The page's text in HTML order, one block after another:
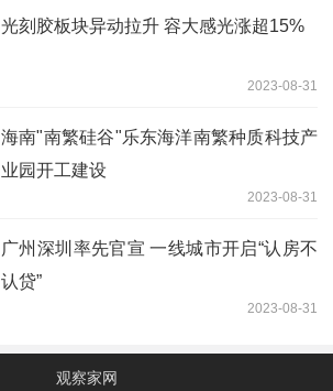
光刻胶板块异动拉升 容大感光涨超15%
2023-08-31
海南"南繁硅谷"乐东海洋南繁种质科技产
业园开工建设
2023-08-31
广州深圳率先官宣 一线城市开启“认房不
认贷”
2023-08-31
观察家网